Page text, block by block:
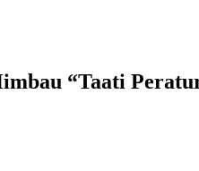
“Taati